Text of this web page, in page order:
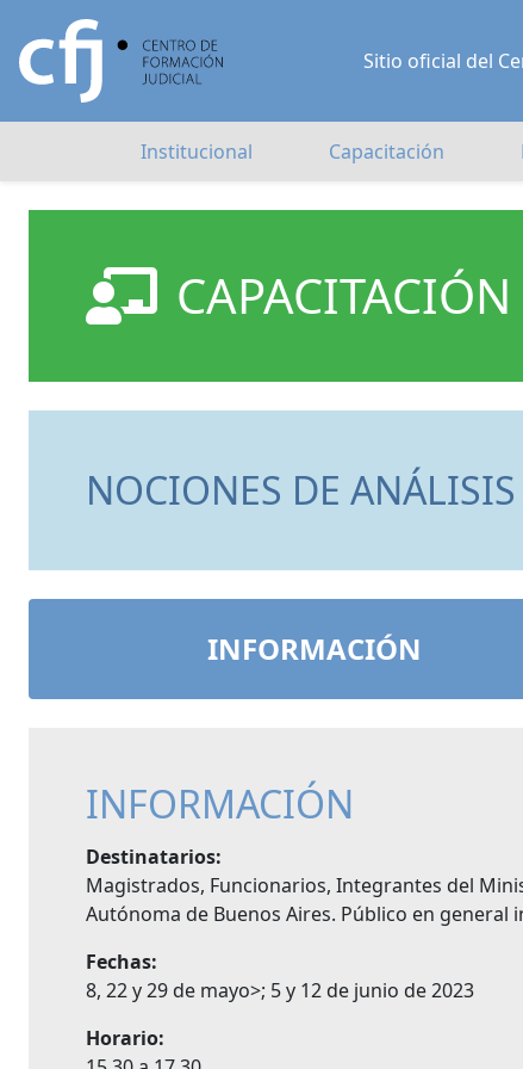
Sitio oficial del
Institucional Capacitación
CAPACITACIÓN
NOCIONES DE
INFORMACIÓN
INFORMACIÓN
Destinatarios:
Magistrados, Funcionarios, Integrantes del
Autónoma de Buenos Aires. Público en general
Fechas:
8, 22 y 29 de mayo>; 5 y 12 de junio de 2023
Horario: